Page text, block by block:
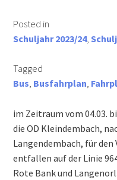
Posted in
Schuljahr 2023/24,
Tagged
Bus, Busfahrplan,
im Zeitraum vom 04.03.
die OD Kleindembach,
Langendembach, für
entfallen auf der Linie
Rote Bank und